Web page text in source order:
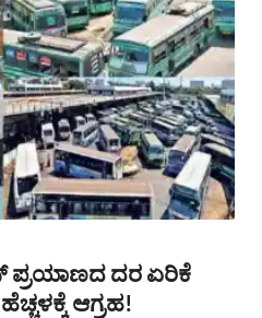
ಪ್ರಯಾಣದ ದರ ಏರಿಕೆ
ಆಗ್ರಹ!